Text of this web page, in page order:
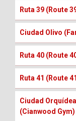
Ruta 39 (Route
Ciudad Olivo
Ruta 40 (Route
Ruta 41 (Route
Ciudad
(Cianwood Gym)